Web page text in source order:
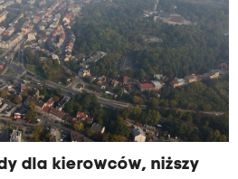
antysmogowej w
województwa Wojciech
dla kierowców, niższy